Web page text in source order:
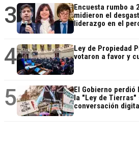
3
Encuesta rumbo a
midieron el
liderazgo en el
4
Ley de Propiedad
votaron a favor y
5
El Gobierno
la "Ley de
conversación digital